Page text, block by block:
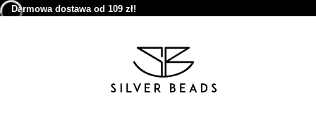
Darmowa dostawa od 109 zł!